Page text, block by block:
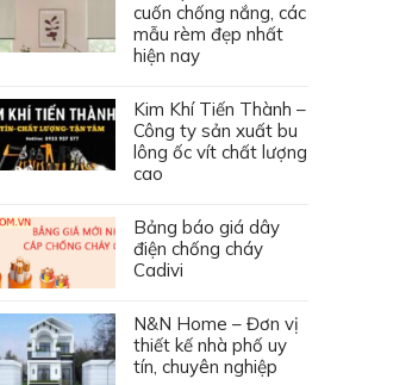
cuốn chống nắng, các
mẫu rèm đẹp nhất
hiện nay
Kim Khí Tiến Thành –
Công ty sản xuất bu
lông ốc vít chất lượng
cao
Bảng báo giá dây
điện chống cháy
Cadivi
N&N Home – Đơn vị
thiết kế nhà phố uy
tín, chuyên nghiệp